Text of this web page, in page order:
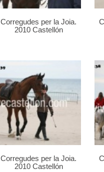
Corregudes per la Joia.
2010 Castellón
Corregudes per la Joia.
2010 Castellón